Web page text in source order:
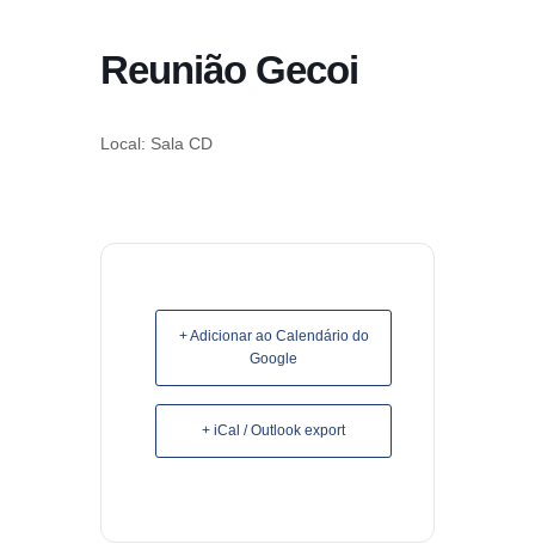
Reunião Gecoi
Local: Sala CD
+ Adicionar ao Calendário do
Google
+ iCal / Outlook export